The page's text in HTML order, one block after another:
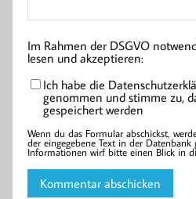
Im Rahmen der DSGVO
lesen und akzeptieren:
Ich habe die
genommen und stimme zu,
gespeichert werden
Wenn du das Formular abschickst,
der eingegebene Text in der Datenbank
Informationen wirf bitte einen Blick in